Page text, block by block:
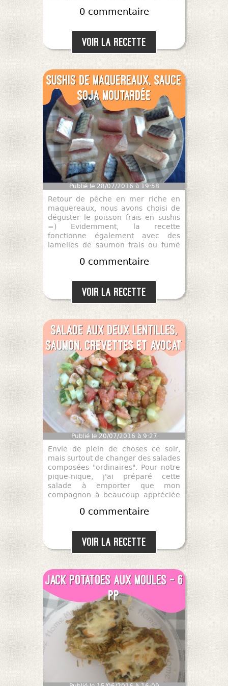
exemple ;-)0 commentaire
Voir la recette
Sushis de maquereaux, sauce
soja moutardée
Publié le 28/07/2016 à 19:58
Retour de pêche en mer riche en
maquereaux, nous avons choisi de
déguster le poisson frais en sushis
=) Evidemment, la recette
fonctionne également avec des
lamelles de saumon frais ou fumé
wasabi. Bons sushis !!
0 commentaire
Voir la recette
Salade aux deux lentilles,
saumon, crevettes et avocat
Publié le 20/07/2016 à 9:27
Envie de plein de choses ce soir,
mais surtout de changer des salades
composées "ordinaires". Pour notre
pique-nique, j'ai préparé cette
salade à emporter que mon
compagnon à beaucoup appréciée
0 commentaire
Voir la recette
Jack potatoes aux moules - 6
pp